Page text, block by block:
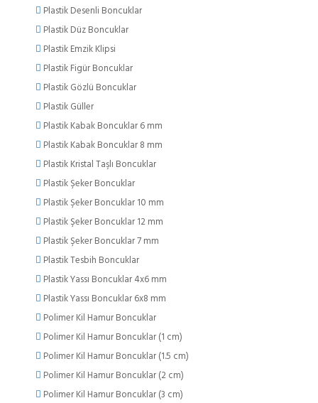
Plastik Desenli Boncuklar
Plastik Düz Boncuklar
Plastik Emzik Klipsi
Plastik Figür Boncuklar
Plastik Gözlü Boncuklar
Plastik Güller
Plastik Kabak Boncuklar 6 mm
Plastik Kabak Boncuklar 8 mm
Plastik Kristal Taşlı Boncuklar
Plastik Şeker Boncuklar
Plastik Şeker Boncuklar 10 mm
Plastik Şeker Boncuklar 12 mm
Plastik Şeker Boncuklar 7 mm
Plastik Tesbih Boncuklar
Plastik Yassı Boncuklar 4x6 mm
Plastik Yassı Boncuklar 6x8 mm
Polimer Kil Hamur Boncuklar
Polimer Kil Hamur Boncuklar (1 cm)
Polimer Kil Hamur Boncuklar (1.5 cm)
Polimer Kil Hamur Boncuklar (2 cm)
Polimer Kil Hamur Boncuklar (3 cm)